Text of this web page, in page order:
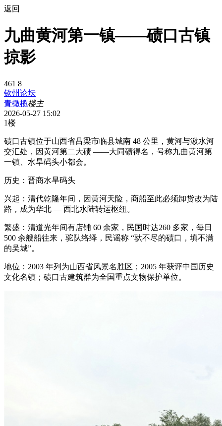
返回
九曲黄河第一镇——碛口古镇
掠影
461 8
钦州论坛
青橄榄楼主
2026-05-27 15:02
1楼
碛口古镇位于山西省吕梁市临县城南 48 公里，黄河与湫水河
交汇处，因黄河第二大碛 ——大同碛得名，号称九曲黄河第
一镇、水旱码头小都会。
历史：晋商水旱码头
兴起：清代乾隆年间，因黄河天险，商船至此必须卸货改为陆
路，成为华北 — 西北水陆转运枢纽。
繁盛：清道光年间有店铺 60 余家，民国时达260 多家，每日
500 余艘船往来，驼队络绎，民谣称 “驮不尽的碛口，填不满
的吴城”。
地位：2003 年列为山西省风景名胜区；2005 年获评中国历史
文化名镇；碛口古建筑群为全国重点文物保护单位。